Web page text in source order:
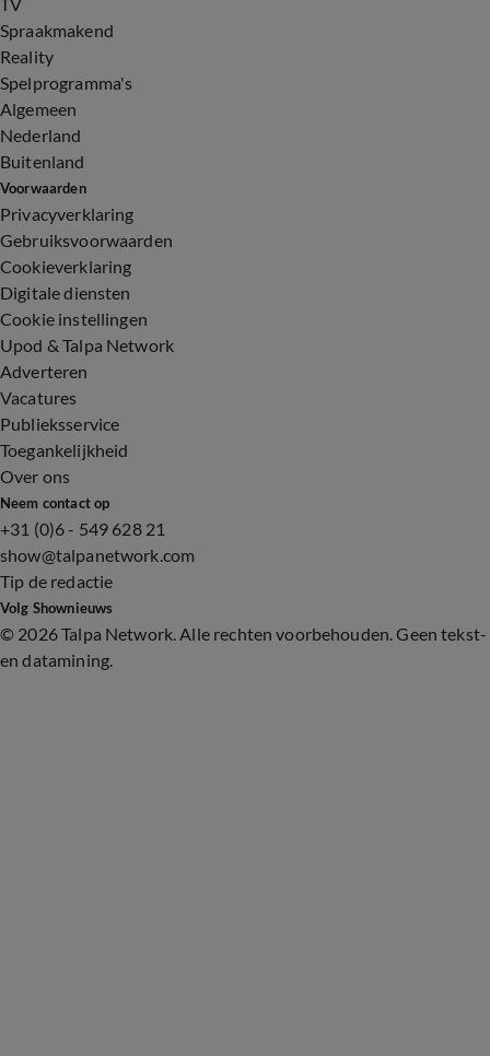
Spraakmakend
Reality
Spelprogramma's
Algemeen
Nederland
Buitenland
Voorwaarden
Privacyverklaring
Gebruiksvoorwaarden
Cookieverklaring
Digitale diensten
Cookie instellingen
Upod & Talpa Network
Adverteren
Vacatures
Publieksservice
Toegankelijkheid
Over ons
Neem contact op
+31 (0)6 - 549 628 21
show@talpanetwork.com
Tip de redactie
Volg Shownieuws
© 2026 Talpa Network. Alle rechten voorbehouden. Geen tekst-
en datamining.